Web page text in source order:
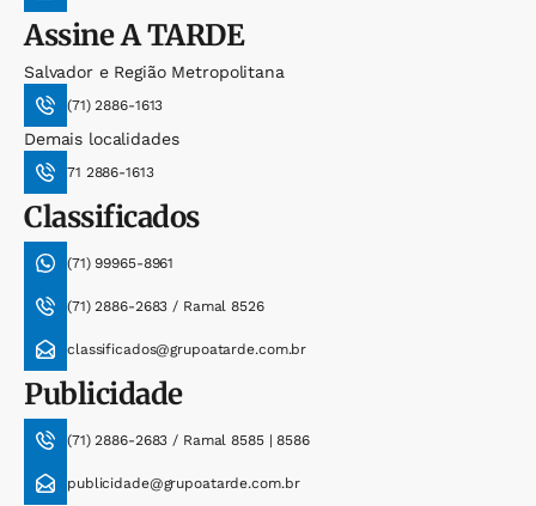
AssineA TARDE
Salvador e Região Metropolitana
(71) 2886-1613
Demais localidades
71 2886-1613
Classificados
(71) 99965-8961
(71) 2886-2683 / Ramal 8526
classificados@grupoatarde.com.br
Publicidade
(71) 2886-2683 / Ramal 8585 | 8586
publicidade@grupoatarde.com.br